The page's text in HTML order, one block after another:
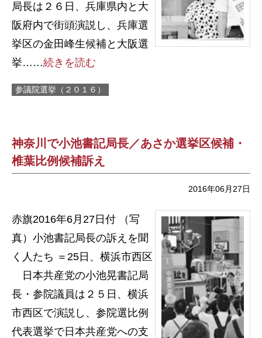
局長は２６日、兵庫県内と大
阪府内で街頭演説し、兵庫選
挙区の金田峰生候補と大阪選
挙……続きを読む
参議院選挙（２０１６）
神奈川で小池書記局長／あさか選挙区候補・
椎葉比例候補訴え
2016年06月27日
赤旗2016年6月27日付 （写
真）小池書記局長の訴えを聞
く人たち ＝25日、横浜市西区
日本共産党の小池晃書記局
長・参院議員は２５日、横浜
市西区で演説し、参院選比例
代表選挙で日本共産党への支